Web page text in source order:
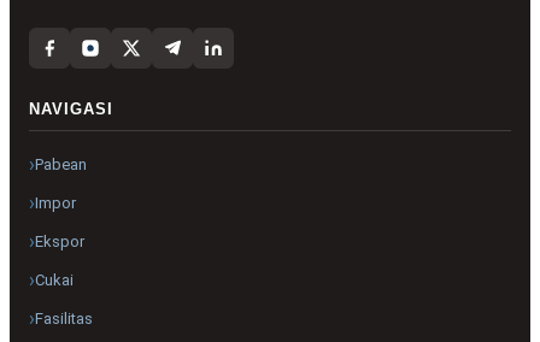
NAVIGASI
Pabean
Impor
Ekspor
Cukai
Fasilitas